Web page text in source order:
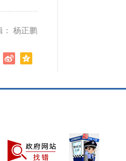
杨正鹏